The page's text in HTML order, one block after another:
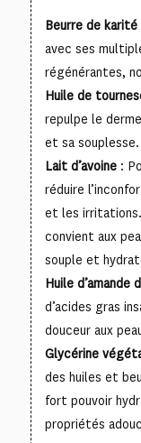
Beurre de karité
avec ses
régénérantes,
Huile de
repulpe le
et sa souplesse.
Lait d’avoine:
réduire
et les
convient aux
souple et
Huile d’amande
d’acides gras
douceur aux
Glycérine
des huiles et
fort pouvoir
propriétés